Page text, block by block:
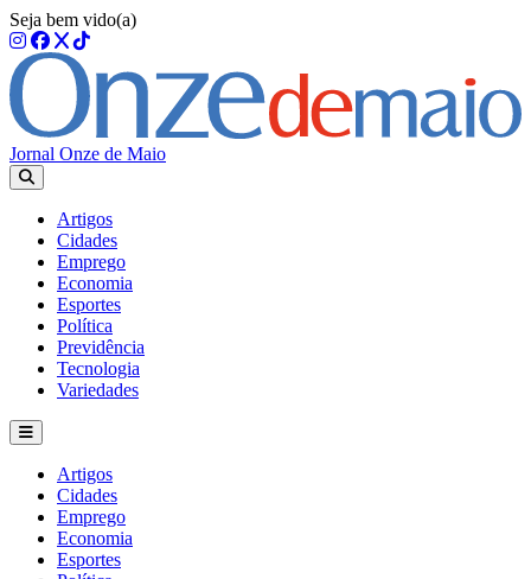
Seja bem vido(a)
Jornal Onze de Maio
Artigos
Cidades
Emprego
Economia
Esportes
Política
Previdência
Tecnologia
Variedades
Artigos
Cidades
Emprego
Economia
Esportes